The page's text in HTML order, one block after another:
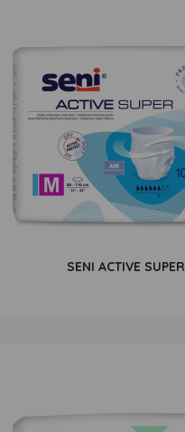
SENI ACTIVE SUPER